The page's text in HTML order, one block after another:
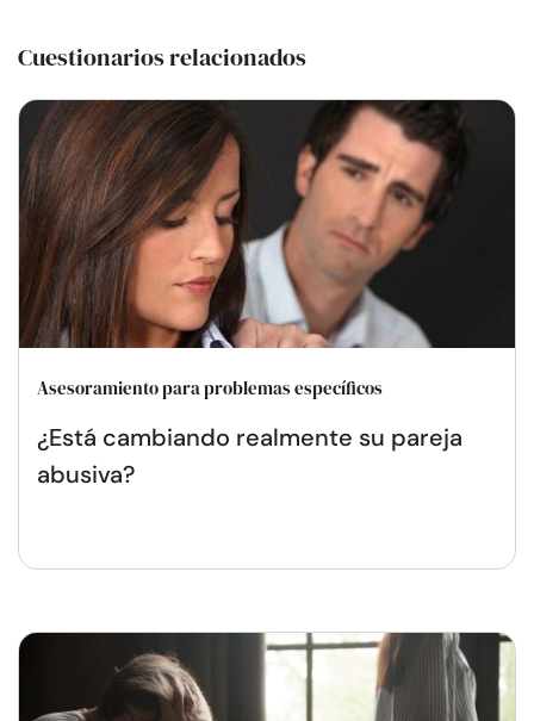
Cuestionarios relacionados
Asesoramiento para problemas específicos
¿Está cambiando realmente su pareja
abusiva?